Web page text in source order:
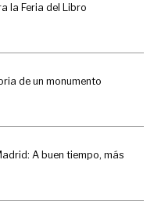
la Feria del Libro
de un monumento
A buen tiempo, más